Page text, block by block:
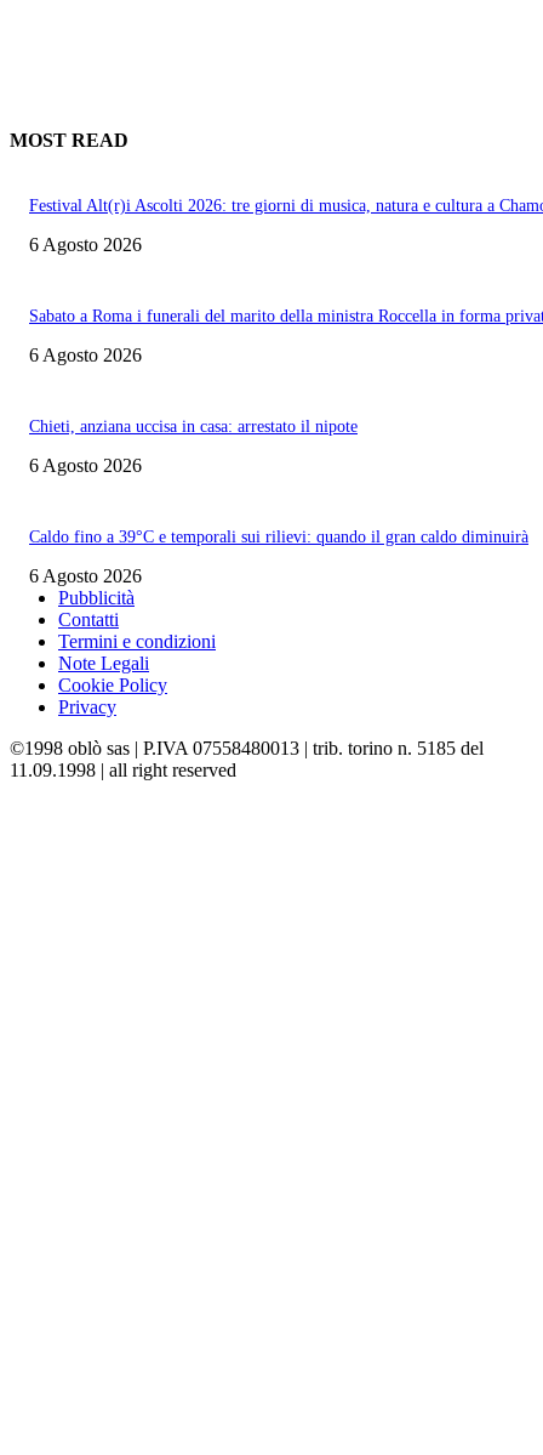
MOST READ
Festival Alt(r)i Ascolti 2026: tre giorni di musica, natura e cultura a
6 Agosto 2026
Sabato a Roma i funerali del marito della ministra Roccella in forma
6 Agosto 2026
Chieti, anziana uccisa in casa: arrestato il nipote
6 Agosto 2026
Caldo fino a 39°C e temporali sui rilievi: quando il gran caldo diminuirà
6 Agosto 2026
Pubblicità
Contatti
Termini e condizioni
Note Legali
Cookie Policy
Privacy
©1998 oblò sas | P.IVA 07558480013 | trib. torino n. 5185 del
11.09.1998 | all right reserved